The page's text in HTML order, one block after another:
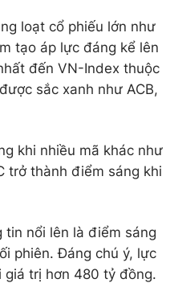
loạt cổ phiếu lớn như
tạo áp lực đáng kể lên
đến VN-Index thuộc
sắc xanh như ACB,
khi nhiều mã khác như
trở thành điểm sáng khi
tin nổi lên là điểm sáng
phiên. Đáng chú ý, lực
giá trị hơn 480 tỷ đồng.